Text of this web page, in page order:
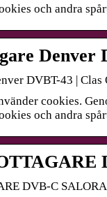
och andra
Denver
DVBT-43 | Clas
cookies.
och andra
DVB-C SALORA